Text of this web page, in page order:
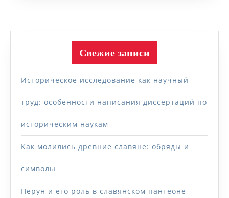
Свежие записи
Историческое исследование как научный
труд: особенности написания диссертаций по
историческим наукам
Как молились древние славяне: обряды и
символы
Перун и его роль в славянском пантеоне